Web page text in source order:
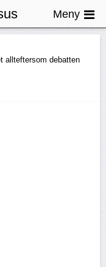
allteftersom debatten
Meny